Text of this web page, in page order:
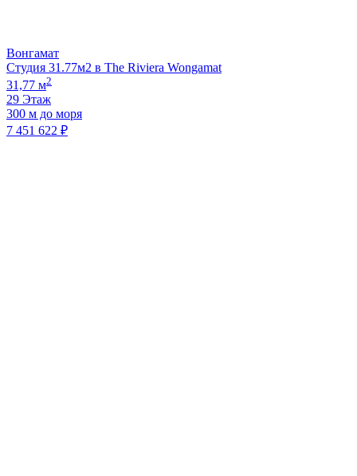
Вонгамат
Студия 31.77м2 в The Riviera Wongamat
31,77 м2
29 Этаж
300 м до моря
7 451 622 ₽